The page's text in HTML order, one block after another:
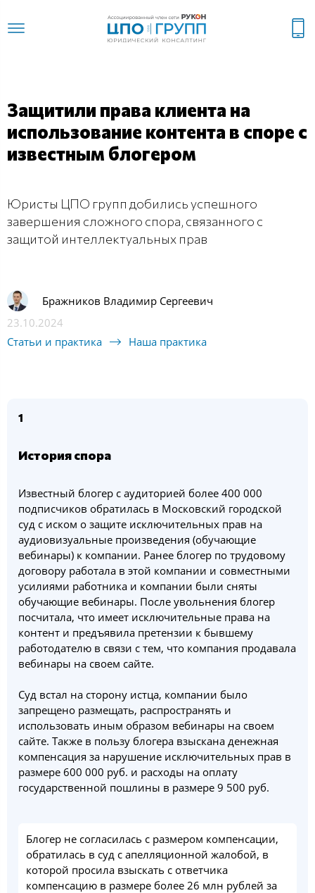
Защитили права клиента на
использование контента в споре с
известным блогером
Юристы ЦПО групп добились успешного
завершения сложного спора, связанного с
защитой интеллектуальных прав
Бражников Владимир Сергеевич
23.10.2024
Статьи и практика
Наша практика
1
История спора
Известный блогер с аудиторией более 400 000
подписчиков обратилась в Московский городской
суд с иском о защите исключительных прав на
аудиовизуальные произведения (обучающие
вебинары) к компании. Ранее блогер по трудовому
договору работала в этой компании и совместными
усилиями работника и компании были сняты
обучающие вебинары. После увольнения блогер
посчитала, что имеет исключительные права на
контент и предъявила претензии к бывшему
работодателю в связи с тем, что компания продавала
вебинары на своем сайте.
Суд встал на сторону истца, компании было
запрещено размещать, распространять и
использовать иным образом вебинары на своем
сайте. Также в пользу блогера взыскана денежная
компенсация за нарушение исключительных прав в
размере 600 000 руб. и расходы на оплату
государственной пошлины в размере 9 500 руб.
Блогер не согласилась с размером компенсации,
обратилась в суд с апелляционной жалобой, в
которой просила взыскать с ответчика
компенсацию в размере более 26 млн рублей за